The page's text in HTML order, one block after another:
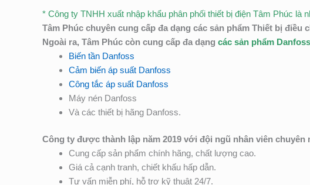
* Công ty TNHH xuất nhập khẩu phân phối thiết bị điện Tâm Phúc là
Tâm Phúc chuyên cung cấp đa dạng các sản phẩm Thiết bị điều
Ngoài ra, Tâm Phúc còn cung cấp đa dạng các sản phẩm Danfoss
Biến tần Danfoss
Cảm biến áp suất Danfoss
Công tắc áp suất Danfoss
Máy nén Danfoss
Và các thiết bị hãng Danfoss.
Công ty được thành lập năm 2019 với đội ngũ nhân viên chuyên
Cung cấp sản phẩm chính hãng, chất lượng cao.
Giá cả cạnh tranh, chiết khấu hấp dẫn.
Tư vấn miễn phí, hỗ trợ kỹ thuật 24/7.